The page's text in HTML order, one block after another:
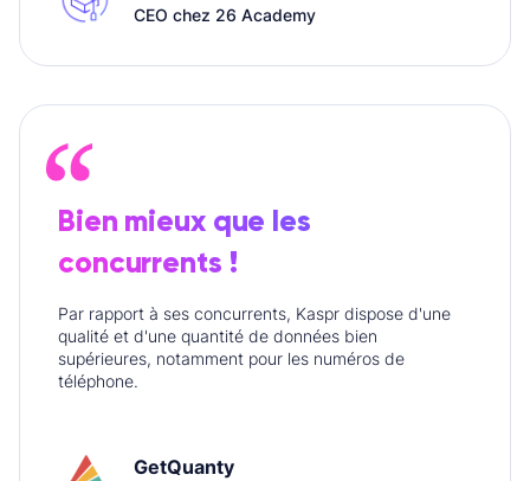
CEO chez 26 Academy
Bien mieux que les
concurrents !
Par rapport à ses concurrents, Kaspr dispose d'une
qualité et d'une quantité de données bien
supérieures, notamment pour les numéros de
téléphone.
GetQuanty